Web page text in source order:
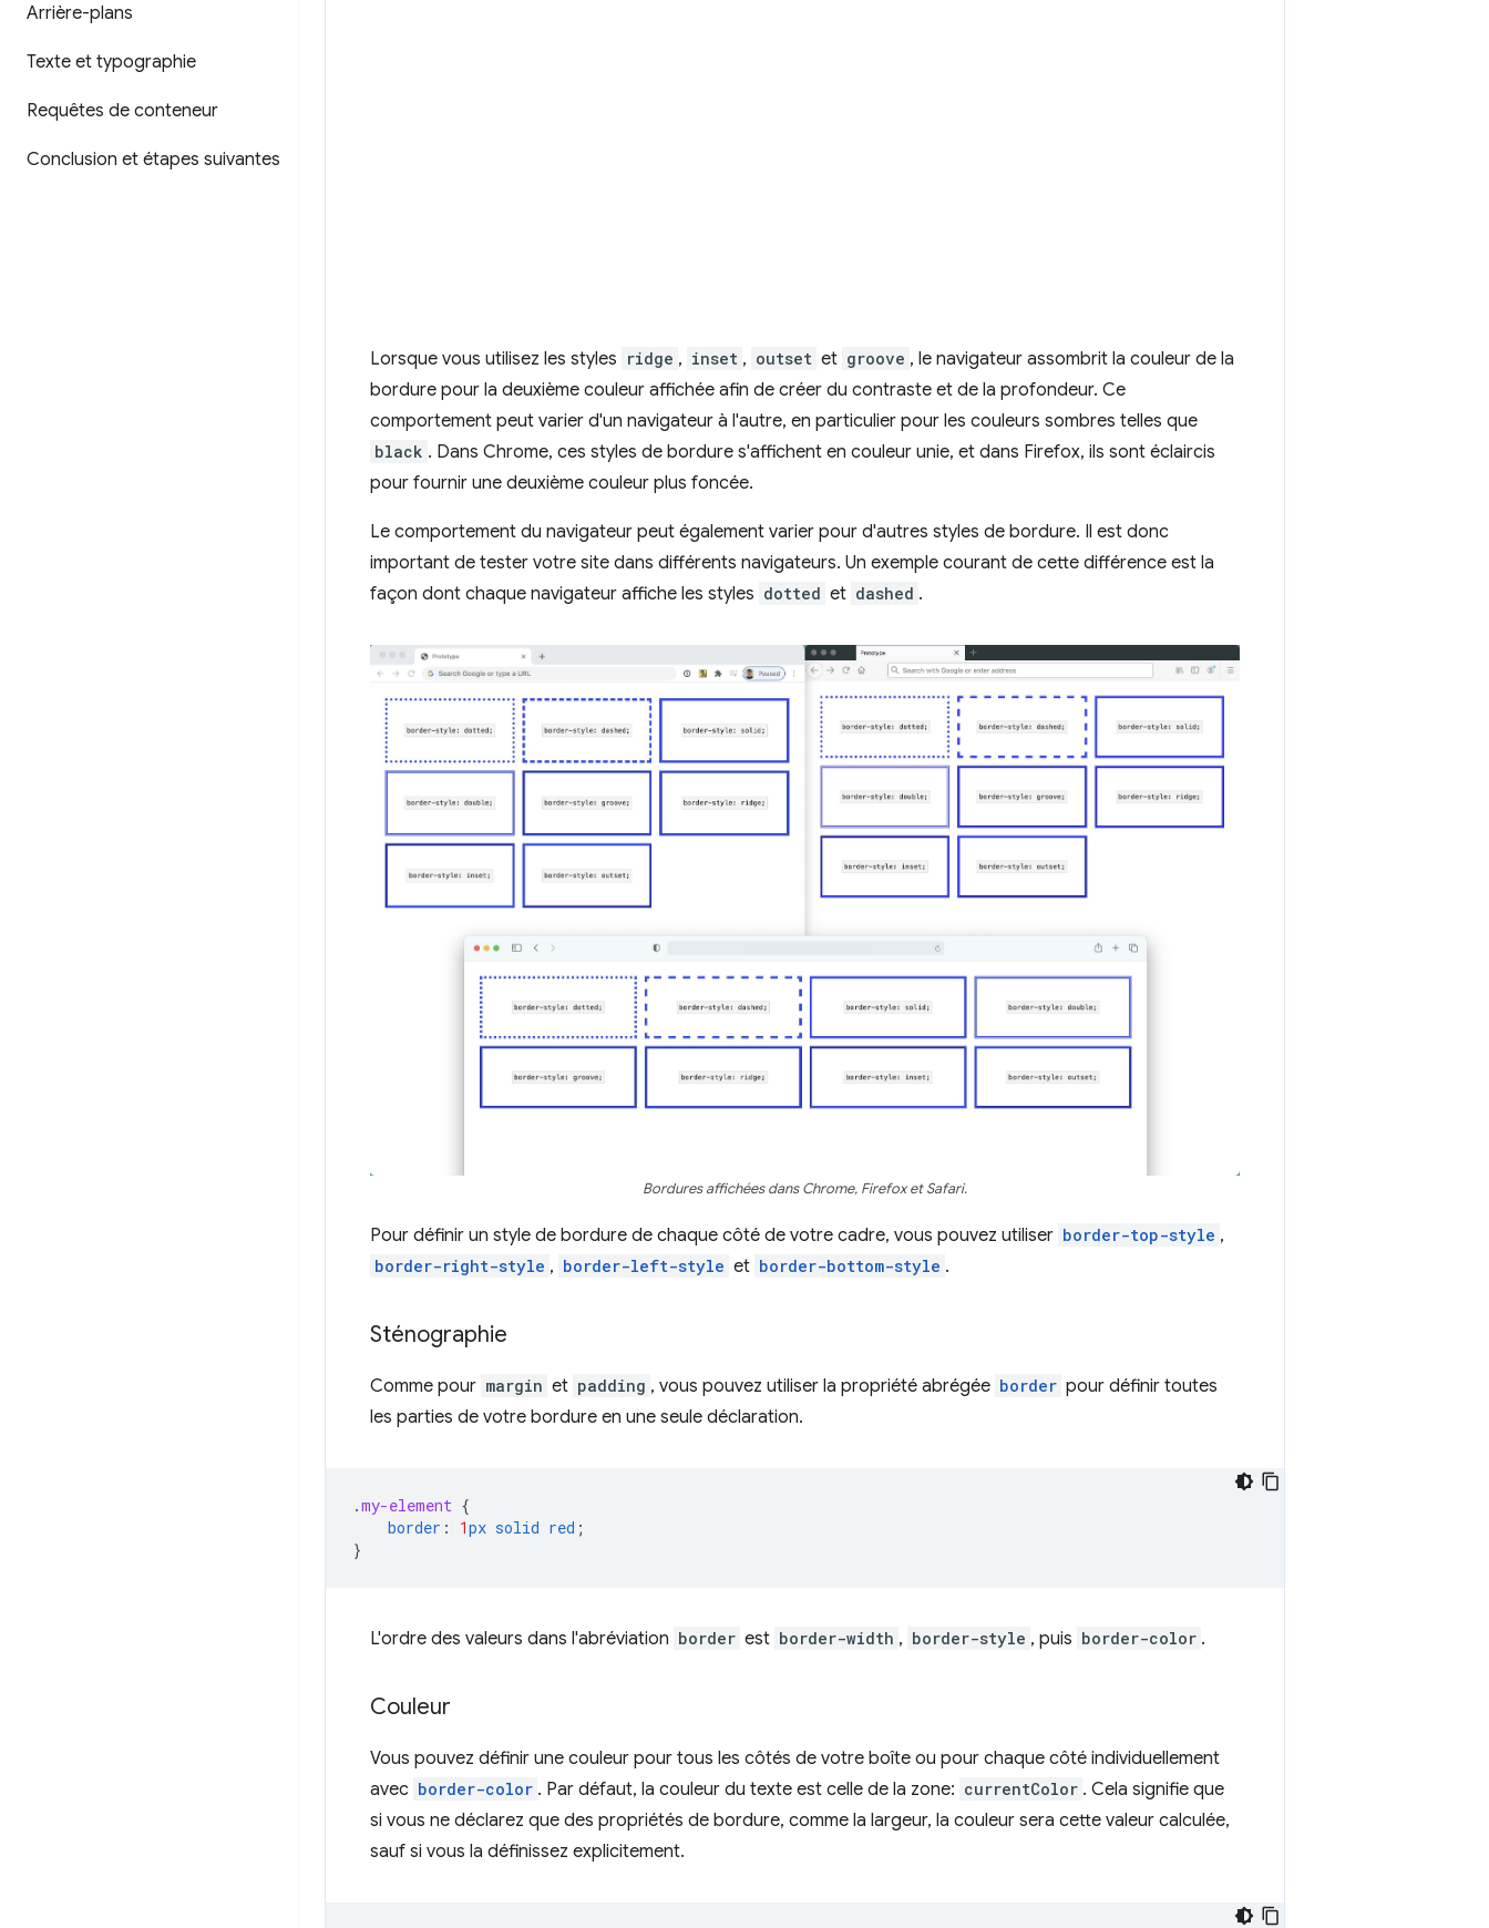
Arrière-plans
Texte et typographie
Requêtes de conteneur
Conclusion et étapes suivantes
Lorsque vous utilisez les styles ridge , inset , outset et groove , le navigateur assombrit la couleur de la
bordure pour la deuxième couleur affichée afin de créer du contraste et de la profondeur. Ce
comportement peut varier d'un navigateur à l'autre, en particulier pour les couleurs sombres telles que
black . Dans Chrome, ces styles de bordure s'affichent en couleur unie, et dans Firefox, ils sont éclaircis
pour fournir une deuxième couleur plus foncée.
Le comportement du navigateur peut également varier pour d'autres styles de bordure. Il est donc
important de tester votre site dans différents navigateurs. Un exemple courant de cette différence est la
façon dont chaque navigateur affiche les styles dotted et dashed .
Bordures affichées dans Chrome, Firefox et Safari.
Pour définir un style de bordure de chaque côté de votre cadre, vous pouvez utiliser border-top-style ,
border-right-style , border-left-style et border-bottom-style .
Sténographie
Comme pour margin et padding , vous pouvez utiliser la propriété abrégée border pour définir toutes
les parties de votre bordure en une seule déclaration.
.my-element {
border : 1px solid red ;
}
L'ordre des valeurs dans l'abréviation border est border-width , border-style , puis border-color .
Couleur
Vous pouvez définir une couleur pour tous les côtés de votre boîte ou pour chaque côté individuellement
avec border-color . Par défaut, la couleur du texte est celle de la zone: currentColor . Cela signifie que
si vous ne déclarez que des propriétés de bordure, comme la largeur, la couleur sera cette valeur calculée,
sauf si vous la définissez explicitement.